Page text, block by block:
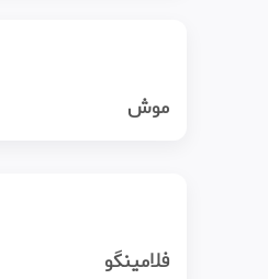
موش
فلامینگو